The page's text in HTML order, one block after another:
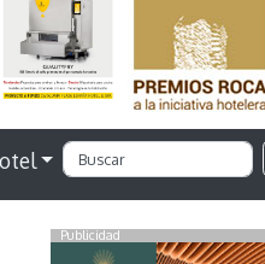
Publicidad